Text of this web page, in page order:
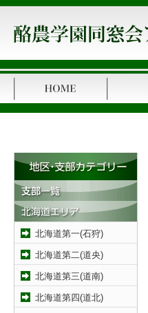
北海道第一(石狩)
北海道第二(道央)
北海道第三(道南)
北海道第四(道北)